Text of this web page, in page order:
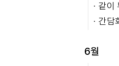
같이
간담
6월